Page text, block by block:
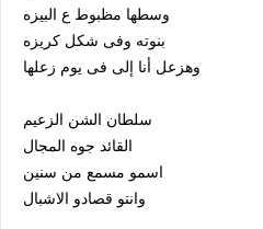
وسطها مظبوط ع البيزه
بنوته وفى شكل كريزه
وهزعل أنا إلى فى يوم زعلها
سلطان الشن الزعيم
القائد جوه المجال
اسمو مسمع من سنين
وانتو قصادو الاشبال